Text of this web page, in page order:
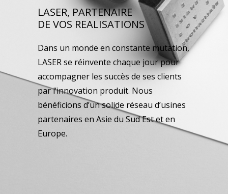
LASER, PARTENAIRE
DE VOS REALISATIONS
Dans un monde en constante mutation,
LASER se réinvente chaque jour pour
accompagner les succès de ses clients
par l’innovation produit. Nous
bénéficions d’un solide réseau d’usines
partenaires en Asie du Sud Est et en
Europe.